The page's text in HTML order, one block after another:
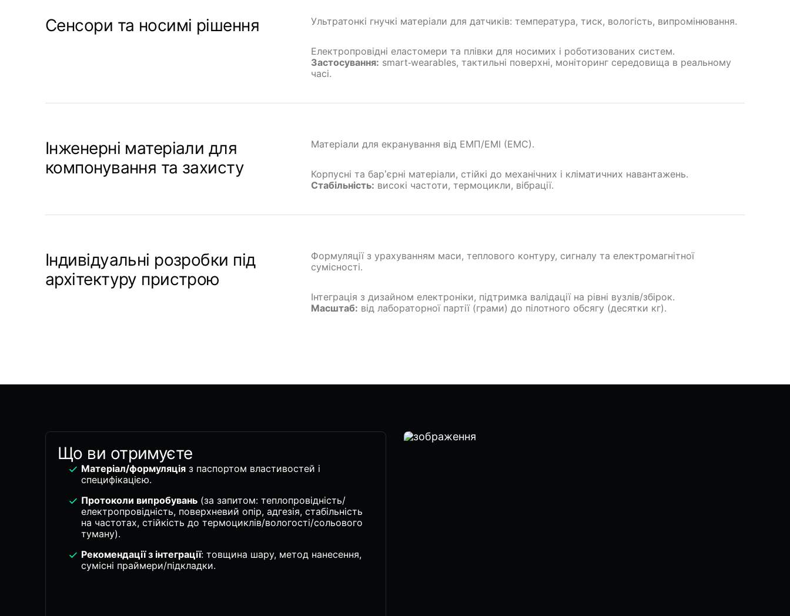
Сенсори та носимі рішення Ультратонкі гнучкі матеріали для датчиків: температура, тиск, вологість, випромінювання.
Електропровідні еластомери та плівки для носимих і роботизованих систем.
Застосування: smart‑wearables, тактильні поверхні, моніторинг середовища в реальному
часі.
Інженерні матеріали для
компонування та захисту
Матеріали для екранування від ЕМП/EMI (EMC).
Корпусні та бар’єрні матеріали, стійкі до механічних і кліматичних навантажень.
Стабільність: високі частоти, термоцикли, вібрації.
Індивідуальні розробки під
архітектуру пристрою
Формуляції з урахуванням маси, теплового контуру, сигналу та електромагнітної
сумісності.
Інтеграція з дизайном електроніки, підтримка валідації на рівні вузлів/збірок.
Масштаб: від лабораторної партії (грами) до пілотного обсягу (десятки кг).
Що ви отримуєте
Матеріал/формуляція з паспортом властивостей і
специфікацією.
Протоколи випробувань (за запитом: теплопровідність/
електропровідність, поверхневий опір, адгезія, стабільність
на частотах, стійкість до термоциклів/вологості/сольового
туману).
Рекомендації з інтеграції: товщина шару, метод нанесення,
сумісні праймери/підкладки.